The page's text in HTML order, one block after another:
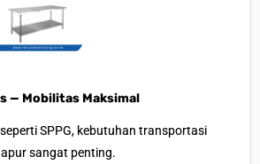
— Mobilitas Maksimal
SPPG, kebutuhan transportasi
sangat penting.